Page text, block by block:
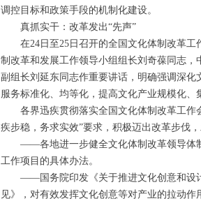
调控目标和政策手段的机制化建设。
真抓实干：改革发出“先声”
在24 日至25 日召开的全国文化体制改革
制改革和发展工作领导小组组长刘奇葆同志
副组长刘延东同志作重要讲话，明确强调深
服务标准化、均等化，提高文化产业规模化、
各界迅疾贯彻落实全国文化体制改革工作
疾步稳，务求实效”要求，积极迈出改革步伐，
——各地进一步健全文化体制改革领导体制
工作项目的具体办法。
——国务院印发《关于推进文化创意和设计
见》，对有效发挥文化创意等对产业的拉动作